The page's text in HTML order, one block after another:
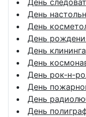
День
День
День
День клининга
День
День рок-н-
День
День
День